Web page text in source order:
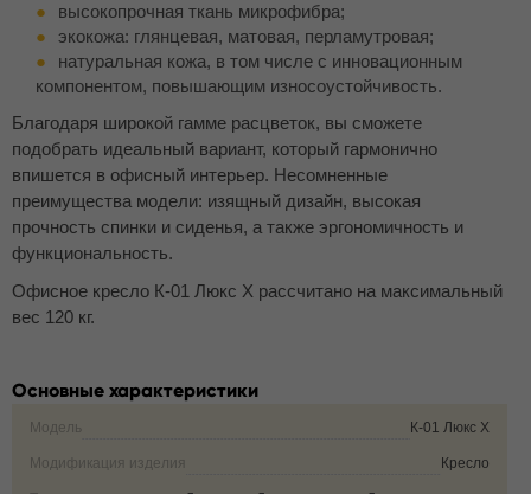
высокопрочная ткань микрофибра;
экокожа: глянцевая, матовая, перламутровая;
натуральная кожа, в том числе с инновационным
компонентом, повышающим износоустойчивость.
Благодаря широкой гамме расцветок, вы сможете
подобрать идеальный вариант, который гармонично
впишется в офисный интерьер. Несомненные
преимущества модели: изящный дизайн, высокая
прочность спинки и сиденья, а также эргономичность и
функциональность.
Офисное кресло К-01 Люкс Х рассчитано на максимальный
вес 120 кг.
Основные характеристики
Модель К-01 Люкс Х
Модификация изделия Кресло